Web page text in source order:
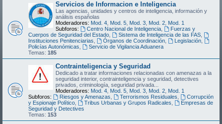
Servicios de Informacion e Inteligencia
Las agencias, unidades y centros de inteligencia, información y
análisis españolas
Moderadores: Mod. 4 Mod. 5 Mod. 3 Mod. 2 Mod. 1
Subforos:
Centro Nacional de Inteligencia,
Fuerzas y
Cuerpos de Seguridad del Estado
Sistema de Inteligencia de las FAS,
Instituciones Penitenciarias
Órganos de Coordinación, Legislación,
Policías Autonómicas
Servicio de Vigilancia Aduanera
Temas: 185
Contrainteligencia y Seguridad
Dedicado a tratar informaciones relacionadas con amenazas a la
seguridad interior, contrainteligencia y seguridad, detectives
privados, criminología, seguridad privada...
Moderadores: Mod. 4 Mod. 5 Mod. 3 Mod. 2 Mod. 1
Subforos:
Riesgos y Amenazas Terrorismos Residuales
Corrupción
y Espionaje Político
Tribus Urbanas y Grupos Radicales
Empresas de
Seguridad y Detectives
Temas: 153